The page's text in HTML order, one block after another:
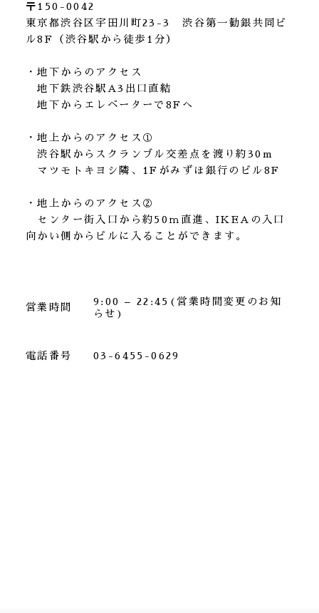
〒150-0042
東京都渋谷区宇田川町23-3 渋谷第一勧銀共同ビ
ル8F（渋谷駅から徒歩1分）
・地下からのアクセス
地下鉄渋谷駅A3出口直結
地下からエレベーターで8Fへ
・地上からのアクセス①
渋谷駅からスクランブル交差点を渡り約30m
マツモトキヨシ隣、1Fがみずほ銀行のビル8F
・地上からのアクセス②
センター街入口から約50ｍ直進、IKEAの入口
向かい側からビルに入ることができます。
営業時間
9:00 – 22:45 (営業時間変更のお知
らせ)
電話番号 03-6455-0629